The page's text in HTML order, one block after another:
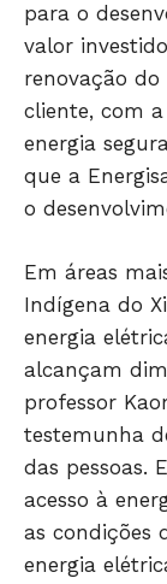
para o
valor
renovação
cliente, com
energia
que a
o
Em áreas
Indígena do
energia
alcançam
professor
testemunha
das pessoas.
acesso à
as condições
energia